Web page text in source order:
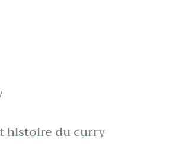
histoire du curry